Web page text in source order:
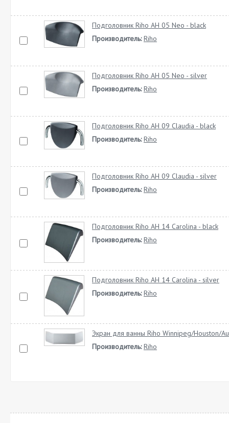
Подголовник Riho AH 05 Neo - black
Производитель: Riho
Подголовник Riho AH 05 Neo - silver
Производитель: Riho
Подголовник Riho AH 09 Claudia - black
Производитель: Riho
Подголовник Riho AH 09 Claudia - silver
Производитель: Riho
Подголовник Riho AH 14 Carolina - black
Производитель: Riho
Подголовник Riho AH 14 Carolina - silver
Производитель: Riho
Экран для ванны Riho Winnipeg/Houston/
Производитель: Riho